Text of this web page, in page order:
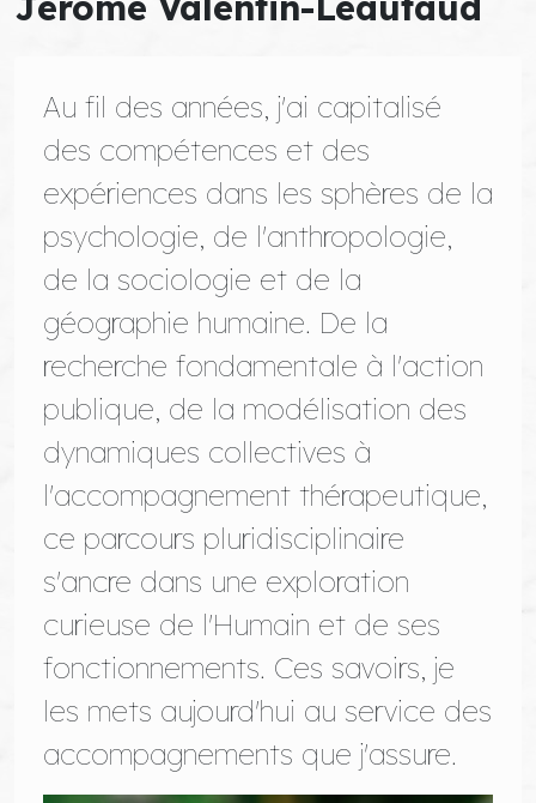
Au fil des années, j'ai capitalisé
des compétences et des
expériences dans les sphères de la
psychologie, de l'anthropologie,
de la sociologie et de la
géographie humaine. De la
recherche fondamentale à l'action
publique, de la modélisation des
dynamiques collectives à
l'accompagnement thérapeutique,
ce parcours pluridisciplinaire
s'ancre dans une exploration
curieuse de l'Humain et de ses
fonctionnements. Ces savoirs, je
les mets aujourd'hui au service des
accompagnements que j'assure.